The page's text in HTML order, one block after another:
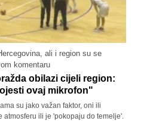
ali i region su se
komentaru
obilazi cijeli region:
ovaj mikrofon"
su jako važan faktor, oni ili
atmosferu ili je 'pokopaju do temelje'.